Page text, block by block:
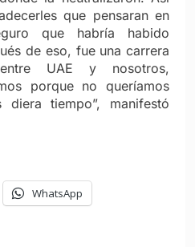
que pensaran en
que habría habido
de eso, fue una carrera
UAE y nosotros,
porque no queríamos
tiempo”, manifestó
WhatsApp